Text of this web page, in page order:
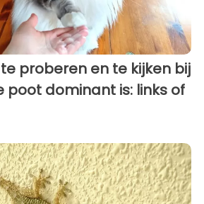
proberen en te kijken bij
poot dominant is: links of